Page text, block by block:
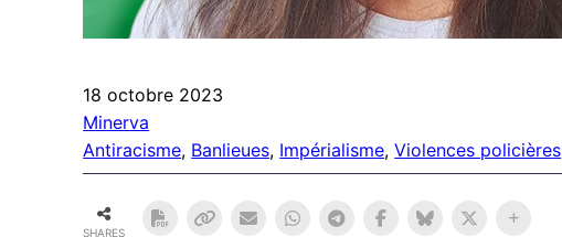
18 octobre 2023
Minerva
Antiracisme, Banlieues, Impérialisme, Violences policières
SHARES